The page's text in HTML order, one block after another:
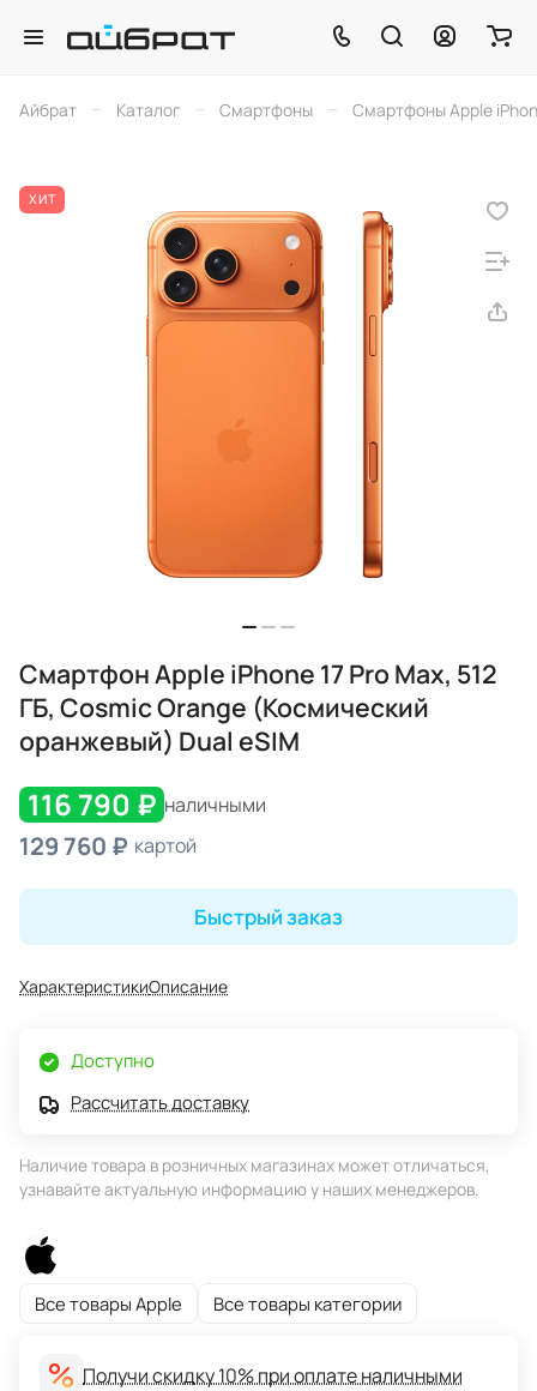
Айбрат – Каталог – Смартфоны – Смартфоны Apple
ХИТ
Смартфон Apple iPhone 17 Pro Max, 512
ГБ, Cosmic Orange (Космический
оранжевый) Dual eSIM
116 790 ₽ наличными
129 760 ₽ картой
Быстрый заказ
ХарактеристикиОписание
Доступно
Рассчитать доставку
Наличие товара в розничных магазинах может отличаться,
узнавайте актуальную информацию у наших менеджеров.
Все товары Apple Все товары категории
Получи скидку 10% при оплате наличными